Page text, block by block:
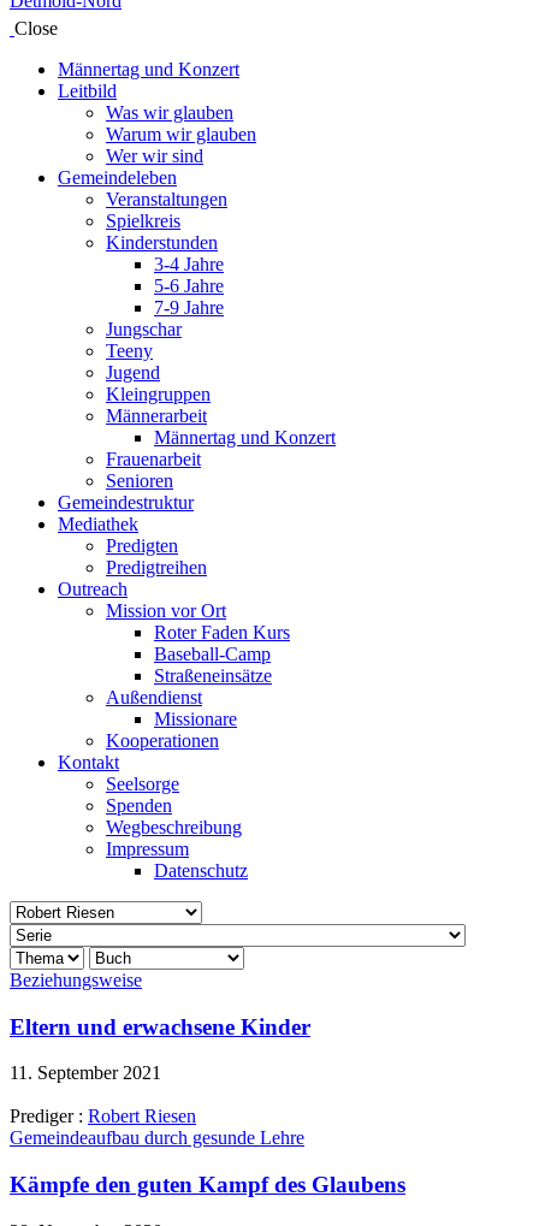
Close
Männertag und Konzert
Leitbild
Was wir glauben
Warum wir glauben
Wer wir sind
Gemeindeleben
Veranstaltungen
Spielkreis
Kinderstunden
3-4 Jahre
5-6 Jahre
7-9 Jahre
Jungschar
Teeny
Jugend
Kleingruppen
Männerarbeit
Männertag und Konzert
Frauenarbeit
Senioren
Gemeindestruktur
Mediathek
Predigten
Predigtreihen
Outreach
Mission vor Ort
Roter Faden Kurs
Baseball-Camp
Straßeneinsätze
Außendienst
Missionare
Kooperationen
Kontakt
Seelsorge
Spenden
Wegbeschreibung
Impressum
Datenschutz
Beziehungsweise
Eltern und erwachsene Kinder
11. September 2021
Prediger : Robert Riesen
Gemeindeaufbau durch gesunde Lehre
Kämpfe den guten Kampf des Glaubens